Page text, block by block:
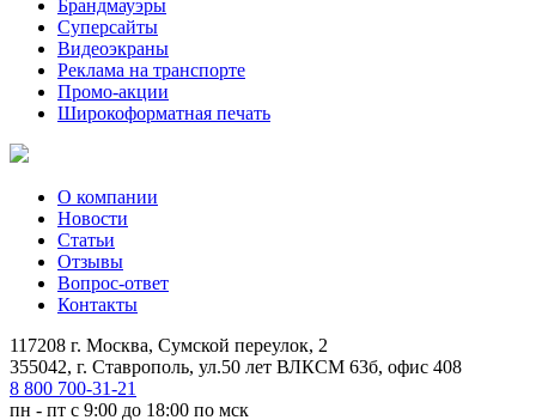
Брандмауэры
Суперсайты
Видеоэкраны
Реклама на транспорте
Промо-акции
Широкоформатная печать
О компании
Новости
Статьи
Отзывы
Вопрос-ответ
Контакты
117208 г. Москва, Сумской переулок, 2
355042, г. Ставрополь, ул.50 лет ВЛКСМ 63б, офис 408
8 800 700-31-21
пн - пт с 9:00 до 18:00 по мск